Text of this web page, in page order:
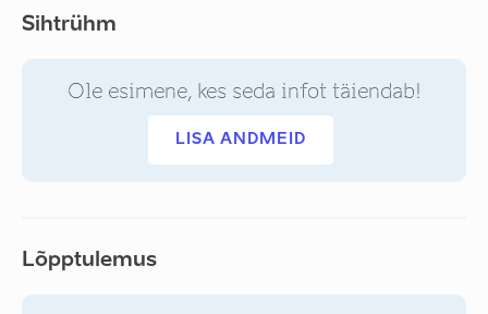
Sihtrühm
Ole esimene, kes seda infot täiendab!
LISA ANDMEID
Lõpptulemus